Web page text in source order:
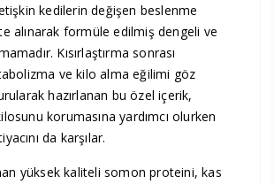
yetişkin kedilerin değişen beslenme
alınarak formüle edilmiş dengeli ve
Kısırlaştırma sonrası
ve kilo alma eğilimi göz
hazırlanan bu özel içerik,
korumasına yardımcı olurken
da karşılar.
yüksek kaliteli somon proteini, kas